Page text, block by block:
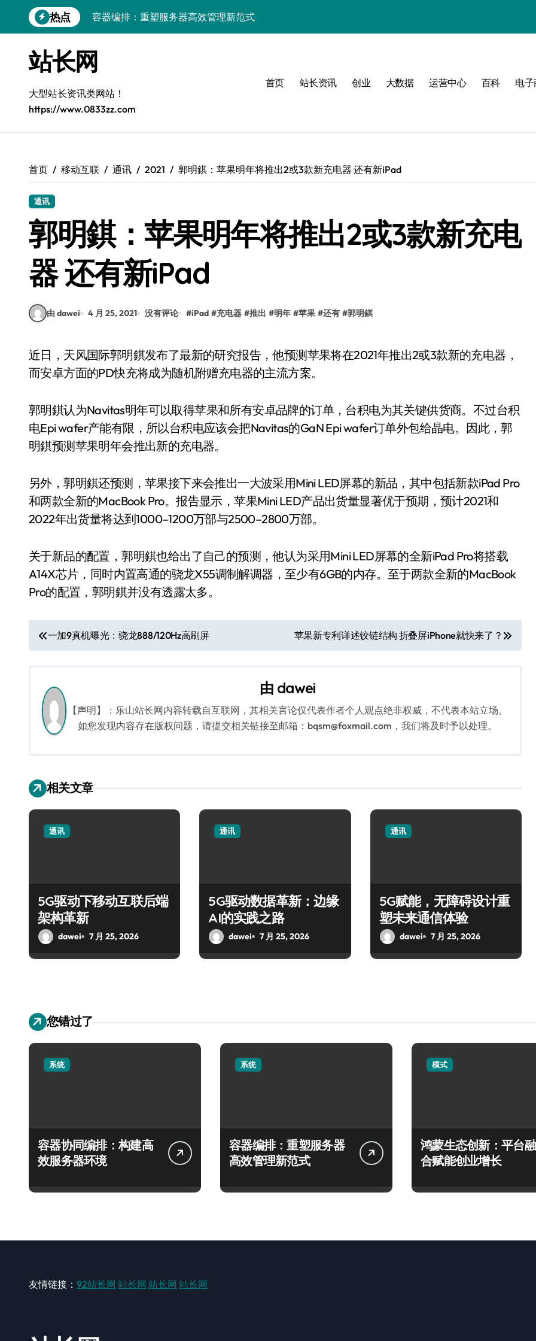
到
热点
鸿蒙生态创新：平台融合赋能创业增长
跨界融合驱动站长技术架构创新
科技赋能精细化运营，释放媒体生态新价值
基于容器编排的高可用服务器分类系统构建
量子算法赋能精细化运营，点燃创作者经济新引擎
容器协同编排：构建高效服务器环境
站长网
大型站长资讯类网站！
https://www.0833zz.com
首页 站长资讯 创业 大数据 运营中心 百科 电
首页 移动互联 通讯 2021 郭明錤：苹果明年将推出2或3款新充电器 还有新iPad
通讯
郭明錤：苹果明年将推出2或3款新充电
器 还有新iPad
由 dawei 4 月 25, 2021 没有评论 #iPad #充电器 #推出 #明年 #苹果 #还有 #郭明錤
近日，天风国际郭明錤发布了最新的研究报告，他预测苹果将在2021年推出2或3款新的充电器，
而安卓方面的PD快充将成为随机附赠充电器的主流方案。
郭明錤认为Navitas明年可以取得苹果和所有安卓品牌的订单，台积电为其关键供货商。不过台积
电Epi wafer产能有限，所以台积电应该会把Navitas的GaN Epi wafer订单外包给晶电。因此，郭
明錤预测苹果明年会推出新的充电器。
另外，郭明錤还预测，苹果接下来会推出一大波采用Mini LED屏幕的新品，其中包括新款iPad Pro
和两款全新的MacBook Pro。报告显示，苹果Mini LED产品出货量显著优于预期，预计2021和
2022年出货量将达到1000–1200万部与2500–2800万部。
关于新品的配置，郭明錤也给出了自己的预测，他认为采用Mini LED屏幕的全新iPad Pro将搭载
A14X芯片，同时内置高通的骁龙X55调制解调器，至少有6GB的内存。至于两款全新的MacBook
Pro的配置，郭明錤并没有透露太多。
文
章
航
一加9真机曝光：骁龙888/120Hz高刷屏 苹果新专利详述铰链结构 折叠屏iPhone就快来了？
由 dawei
【声明】：乐山站长网内容转载自互联网，其相关言论仅代表作者个人观点绝非权威，不代表本站立场。
如您发现内容存在版权问题，请提交相关链接至邮箱：bqsm@foxmail.com，我们将及时予以处理。
相关文章
通讯
5G驱动下移动互联后端
架构革新
dawei 7 月 25, 2026
通讯
5G驱动数据革新：边缘
AI的实践之路
dawei 7 月 25, 2026
通讯
5G赋能，无障碍设计重
塑未来通信体验
dawei 7 月 25, 2026
您错过了
系统
容器协同编排：构建高
效服务器环境
系统
容器编排：重塑服务器
高效管理新范式
模式
鸿蒙生态创新：平台融
合赋能创业增长
友情链接： 92站长网 站长网 站长网 站长网